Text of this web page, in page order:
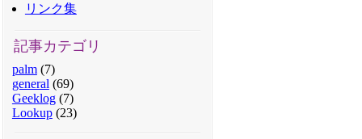
リンク集
記事カテゴリ
palm(7)
general (69)
Geeklog(7)
Lookup(23)